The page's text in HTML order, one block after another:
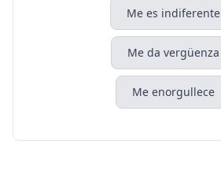
Me es indiferente
Me da vergüenza
Me enorgullece